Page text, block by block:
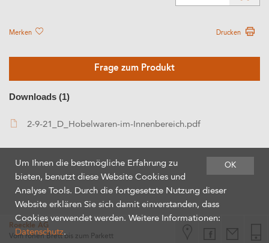
Merken Drucken
Frage zum Produkt
Downloads (1)
2-9-21_D_Hobelwaren-im-Innenbereich.pdf
Roeckle AG
Vom rohen Brett bis zum Parkett
OK
Um Ihnen die bestmögliche Erfahrung zu
bieten, benutzt diese Website Cookies und
Analyse Tools. Durch die fortgesetzte Nutzung dieser
Website erklären Sie sich damit einverstanden, dass
Cookies verwendet werden. Weitere Informationen:
Datenschutz.